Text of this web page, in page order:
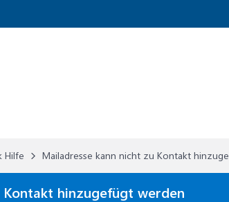
Hilfe Mailadresse kann nicht zu Kontakt
hinzugefügt werden